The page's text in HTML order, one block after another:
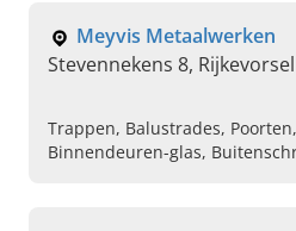
Meyvis Metaalwerken
Stevennekens 8, Rijkevorsel
Trappen, Balustrades,
Binnendeuren-glas,